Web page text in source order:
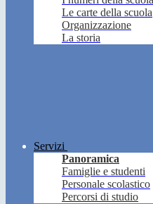
Le carte della scuola
Organizzazione
La storia
Servizi
Panoramica
Famiglie e studenti
Personale scolastico
Percorsi di studio